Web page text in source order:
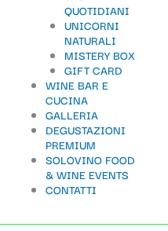
QUOTIDIANI
UNICORNI
NATURALI
MISTERY BOX
GIFT CARD
WINE BAR E
CUCINA
GALLERIA
DEGUSTAZIONI
PREMIUM
SOLOVINO FOOD
& WINE EVENTS
CONTATTI